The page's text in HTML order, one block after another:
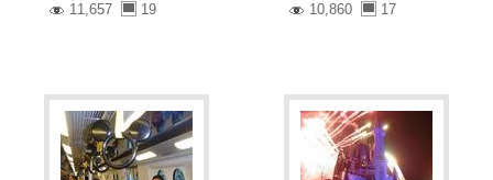
11,657
19
10,860
17